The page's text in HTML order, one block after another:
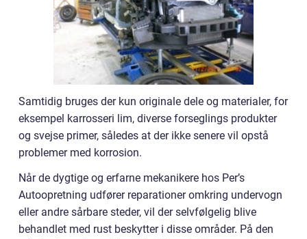
Samtidig bruges der kun originale dele og materialer, for
eksempel karrosseri lim, diverse forseglings produkter
og svejse primer, således at der ikke senere vil opstå
problemer med korrosion.
Når de dygtige og erfarne mekanikere hos Per’s
Autoopretning udfører reparationer omkring undervogn
eller andre sårbare steder, vil der selvfølgelig blive
behandlet med rust beskytter i disse områder. På den